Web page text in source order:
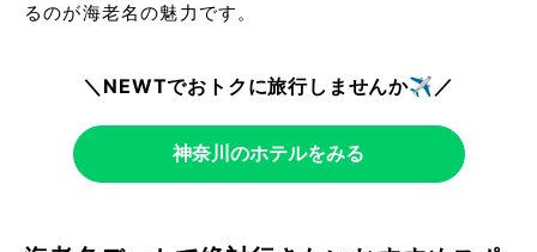
るのが海老名の魅力です。
＼NEWTでおトクに旅行しませんか✈️／
神奈川のホテルをみる